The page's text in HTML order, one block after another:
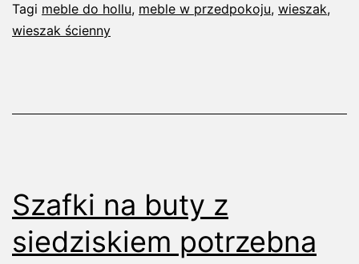
Tagi meble do hollu, meble w przedpokoju, wieszak,
wieszak ścienny
Szafki na buty z
siedziskiem potrzebna